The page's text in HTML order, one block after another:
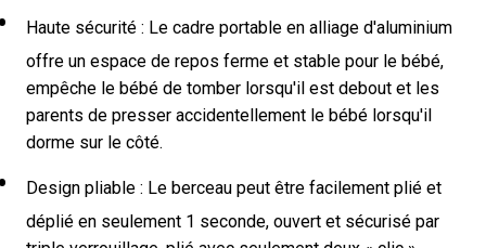
Haute sécurité : Le cadre portable en alliage d'aluminium
offre un espace de repos ferme et stable pour le bébé,
empêche le bébé de tomber lorsqu'il est debout et les
parents de presser accidentellement le bébé lorsqu'il
dorme sur le côté.
Design pliable : Le berceau peut être facilement plié et
déplié en seulement 1 seconde, ouvert et sécurisé par